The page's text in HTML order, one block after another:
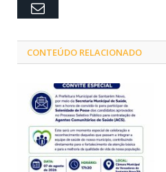
Email
CONTEÚDO RELACIONADO